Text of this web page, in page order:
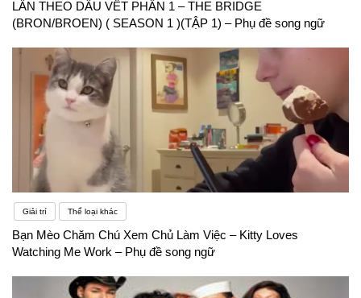
LẦN THEO DẤU VẾT PHẦN 1 – THE BRIDGE
(BRON/BROEN) ( SEASON 1 )(TẬP 1) – Phụ đề song ngữ
Giải trí Thể loại khác
Bạn Mèo Chăm Chú Xem Chủ Làm Việc – Kitty Loves
Watching Me Work – Phụ đề song ngữ